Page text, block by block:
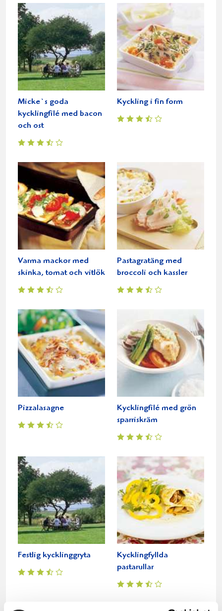
Micke`s goda
kycklingfilé med bacon
och ost
Kyckling i fin form
Varma mackor med
skinka, tomat och vitlök
Pastagratäng med
broccoli och kassler
Pizzalasagne
Kycklingfilé med grön
sparriskräm
Festlig kycklinggryta
Kycklingfyllda
pastarullar